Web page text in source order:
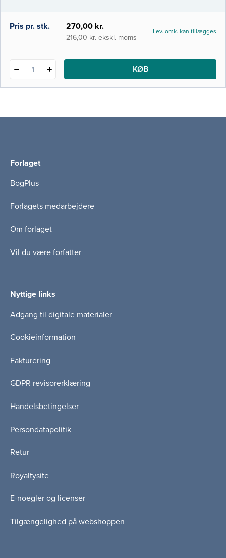
Restraint Therapy) for behandli
Pris pr. stk. 270,00 kr.
216,00 kr. ekskl. moms
Lev. omk. kan tillægges
1 KØB
Forlaget
BogPlus
Forlagets medarbejdere
Om forlaget
Vil du være forfatter
Nyttige links
Adgang til digitale materialer
Cookieinformation
Fakturering
GDPR revisorerklæring
Handelsbetingelser
Persondatapolitik
Retur
Royaltysite
E-noegler og licenser
Tilgængelighed på webshoppen